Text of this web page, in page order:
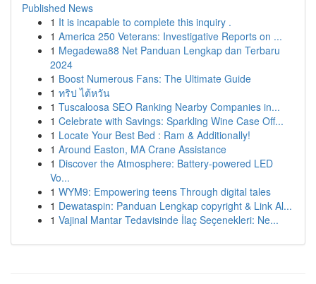
Published News
1 It is incapable to complete this inquiry .
1 America 250 Veterans: Investigative Reports on ...
1 Megadewa88 Net Panduan Lengkap dan Terbaru
2024
1 Boost Numerous Fans: The Ultimate Guide
1 ทริป ไต้หวัน
1 Tuscaloosa SEO Ranking Nearby Companies in...
1 Celebrate with Savings: Sparkling Wine Case Off...
1 Locate Your Best Bed : Ram & Additionally!
1 Around Easton, MA Crane Assistance
1 Discover the Atmosphere: Battery-powered LED
Vo...
1 WYM9: Empowering teens Through digital tales
1 Dewataspin: Panduan Lengkap copyright & Link Al...
1 Vajinal Mantar Tedavisinde İlaç Seçenekleri: Ne...